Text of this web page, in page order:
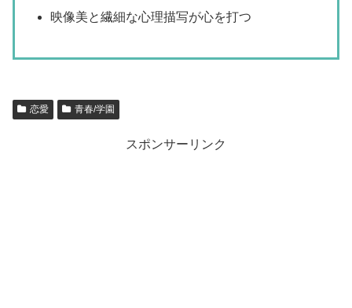
映像美と繊細な心理描写が心を打つ
恋愛 青春/学園
スポンサーリンク